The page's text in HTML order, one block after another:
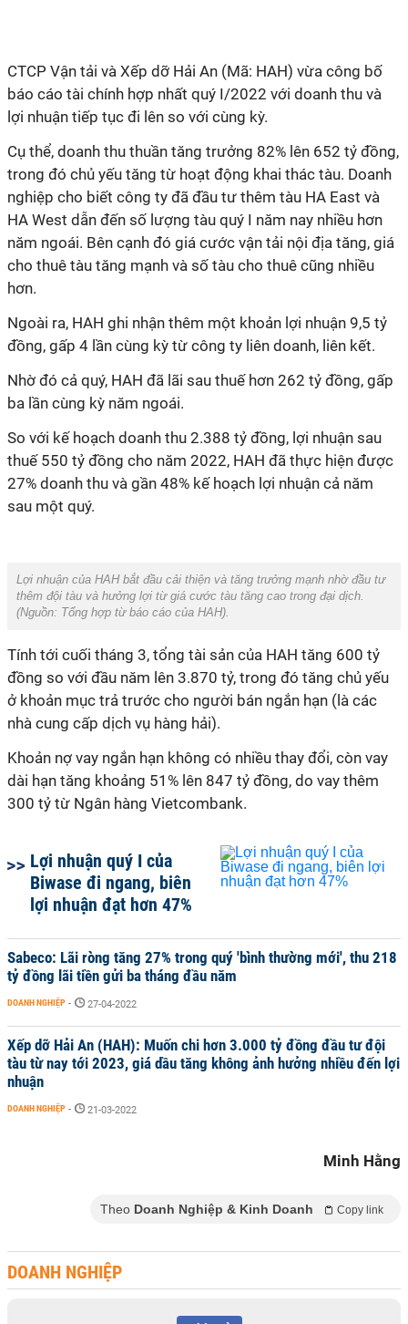
CTCP Vận tải và Xếp dỡ Hải An (Mã: HAH) vừa công bố
báo cáo tài chính hợp nhất quý I/2022 với doanh thu và
lợi nhuận tiếp tục đi lên so với cùng kỳ.
Cụ thể, doanh thu thuần tăng trưởng 82% lên 652 tỷ đồng,
trong đó chủ yếu tăng từ hoạt động khai thác tàu. Doanh
nghiệp cho biết công ty đã đầu tư thêm tàu HA East và
HA West dẫn đến số lượng tàu quý I năm nay nhiều hơn
năm ngoái. Bên cạnh đó giá cước vận tải nội địa tăng, giá
cho thuê tàu tăng mạnh và số tàu cho thuê cũng nhiều
hơn.
Ngoài ra, HAH ghi nhận thêm một khoản lợi nhuận 9,5 tỷ
đồng, gấp 4 lần cùng kỳ từ công ty liên doanh, liên kết.
Nhờ đó cả quý, HAH đã lãi sau thuế hơn 262 tỷ đồng, gấp
ba lần cùng kỳ năm ngoái.
So với kế hoạch doanh thu 2.388 tỷ đồng, lợi nhuận sau
thuế 550 tỷ đồng cho năm 2022, HAH đã thực hiện được
27% doanh thu và gần 48% kế hoạch lợi nhuận cả năm
sau một quý.
Lợi nhuận của HAH bắt đầu cải thiện và tăng trưởng mạnh nhờ đầu tư
thêm đội tàu và hưởng lợi từ giá cước tàu tăng cao trong đại dịch.
(Nguồn: Tổng hợp từ báo cáo của HAH).
Tính tới cuối tháng 3, tổng tài sản của HAH tăng 600 tỷ
đồng so với đầu năm lên 3.870 tỷ, trong đó tăng chủ yếu
ở khoản mục trả trước cho người bán ngắn hạn (là các
nhà cung cấp dịch vụ hàng hải).
Khoản nợ vay ngắn hạn không có nhiều thay đổi, còn vay
dài hạn tăng khoảng 51% lên 847 tỷ đồng, do vay thêm
300 tỷ từ Ngân hàng Vietcombank.
Lợi nhuận quý I của
Biwase đi ngang, biên
lợi nhuận đạt hơn 47%
Sabeco: Lãi ròng tăng 27% trong quý 'bình thường mới', thu 218
tỷ đồng lãi tiền gửi ba tháng đầu năm
DOANH NGHIỆP - 27-04-2022
Xếp dỡ Hải An (HAH): Muốn chi hơn 3.000 tỷ đồng đầu tư đội
tàu từ nay tới 2023, giá dầu tăng không ảnh hưởng nhiều đến lợi
nhuận
DOANH NGHIỆP - 21-03-2022
Minh Hằng
Theo Doanh Nghiệp & Kinh Doanh Copy link
DOANH NGHIỆP